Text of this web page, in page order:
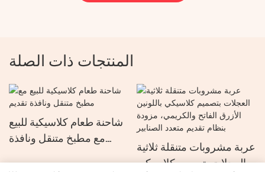
المنتجات ذات الصلة
شاحنة طعام كلاسيكية للبيع
مع مطبخ متنقل ونافذة
عربة مشروبات متنقلة ثلاثية
العجلات بتصميم كلاسيكي